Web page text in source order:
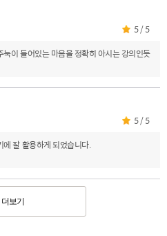
5 / 5
이 들어있는 마음을 정확히 아시는 강의인듯
5 / 5
잘 활용하게 되었습니다.
더보기